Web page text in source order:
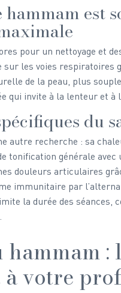
est
pour un nettoyage et
sur les voies respiratoires
de la peau, plus
qui invite à la lenteur et à
du
autre recherche : sa
tonification générale
douleurs articulaires
immunitaire par
la durée des séances,
hammam
votre